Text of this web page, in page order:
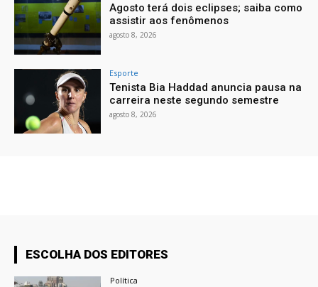
Agosto terá dois eclipses; saiba como
assistir aos fenômenos
agosto 8, 2026
Esporte
Tenista Bia Haddad anuncia pausa na
carreira neste segundo semestre
agosto 8, 2026
ESCOLHA DOS EDITORES
Política